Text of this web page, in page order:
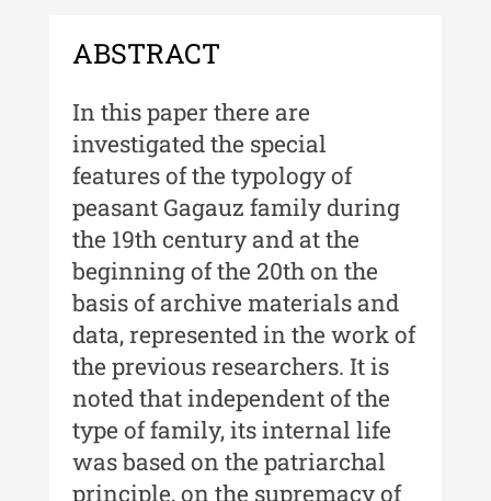
Buletinul ”Ioan Neculce” al
Muzeului de Istorie a Moldovei -
Indexul Complet
Anuarul Muzeului Etnografic al
Moldovei
Anuarul Muzeului Etnografic al
Moldovei - XXII / 2022
Anuarul Muzeului Etnografic al
Moldovei - XXI / 2021
Anuarul Muzeului Etnografic al
Moldovei - XX / 2020
Indexul Complet
ABSTRACT
In this paper there are
investigated the special
features of the typology of
peasant Gagauz family during
the 19th century and at the
beginning of the 20th on the
basis of archive materials and
data, represented in the work of
the previous researchers. It is
noted that independent of the
type of family, its internal life
was based on the patriarchal
principle, on the supremacy of